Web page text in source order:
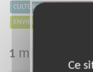
CULTURE
ENVIRONNEMENT
1 mission
Ce